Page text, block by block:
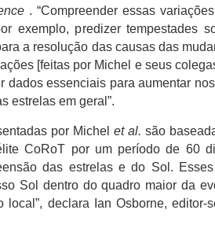
. “Compreender essas
exemplo, predizer tempestades
a resolução das causas das
[feitas por Michel e seus
dados essenciais para aumentar
estrelas em geral”.
por Michel et al. são
CoRoT por um período de 60
das estrelas e do Sol.
Sol dentro do quadro maior da
local”, declara Ian Osborne, editor-